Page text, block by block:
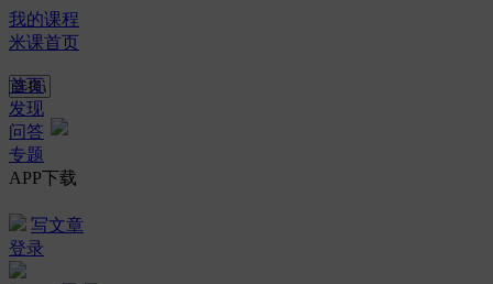
我的课程
米课首页
首页
发现
问答
专题
APP下载
写文章
登录